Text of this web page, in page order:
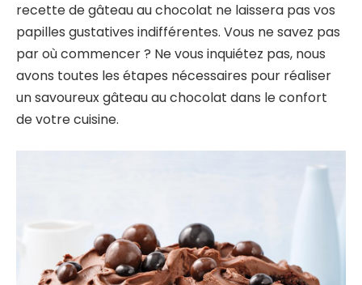
recette de gâteau au chocolat ne laissera pas vos
papilles gustatives indifférentes. Vous ne savez pas
par où commencer ? Ne vous inquiétez pas, nous
avons toutes les étapes nécessaires pour réaliser
un savoureux gâteau au chocolat dans le confort
de votre cuisine.